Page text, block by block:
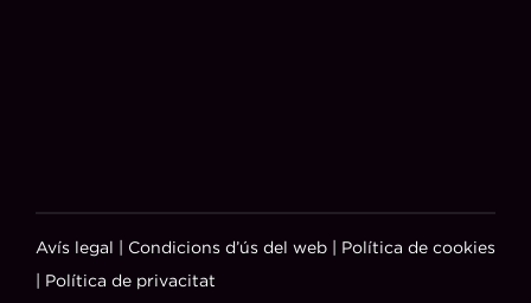
Avís legal Condicions d’ús del web|
Política de cookies
Política de privacitat